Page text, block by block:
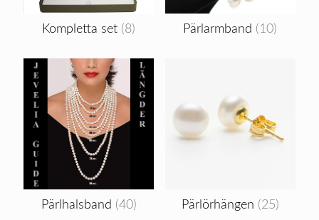
Kompletta set (8) Pärlarmband (10)
Pärlhalsband (40) Pärlörhängen (25)